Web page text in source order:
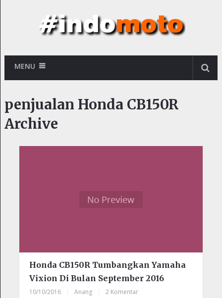
MENU
penjualan Honda CB150R
Archive
Honda CB150R Tumbangkan Yamaha
Vixion Di Bulan September 2016
10/10/2016 Anang 2 Komentar